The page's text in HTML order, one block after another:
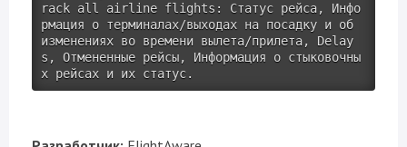
rack all airline flights: Статус рейса, Инфо
рмация о терминалах/выходах на посадку и об
изменениях во времени вылета/прилета, Delay
s, Отмененные рейсы, Информация о стыковочны
х рейсах и их статус.